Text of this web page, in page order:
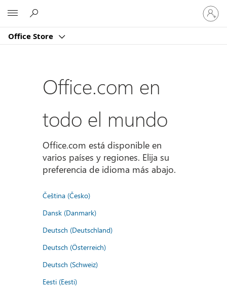
Office Store
Iniciar
sesión
en
cuenta
Office.com en
todo el mundo
Office.com está disponible en
varios países y regiones. Elija su
preferencia de idioma más abajo.
Čeština (Česko)
Dansk (Danmark)
Deutsch (Deutschland)
Deutsch (Österreich)
Deutsch (Schweiz)
Eesti (Eesti)